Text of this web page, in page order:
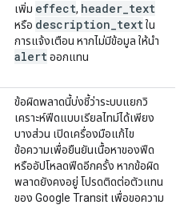
เพิ่ม effect, header text
หรือ description textใน
การแจ้งเตือน หากไม่มีข้อมูล ให้นำ
alertออกแทน
ข้อผิดพลาดนี้บ่งชี้ว่าระบบแยกวิ
เคราะห์ฟีดแบบเรียลไทม์ได้เพียง
บางส่วน เปิดเครื่องมือแก้ไข
ข้อความเพื่อยืนยันเนื้อหาของฟีด
หรืออัปโหลดฟีดอีกครั้ง หากข้อผิด
พลาดยังคงอยู่ โปรดติดต่อตัวแทน
ของ Google Transit เพื่อขอความ